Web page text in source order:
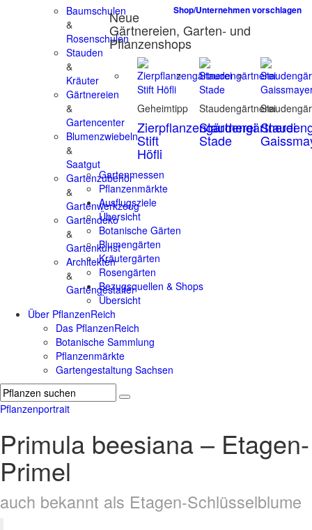
Baumschulen
&
Rosenschulen
Stauden
&
Kräuter
Gärtnereien
&
Gartencenter
Blumenzwiebeln
&
Saatgut
Gartenzubehör
&
Gartenwerkzeug
Gartendeko
&
Gartenkunst
Architekten
&
Gartengestalter
Shop/Unternehmen vorschlagen
Neue
Gärtnereien, Garten- und
Pflanzenshops
Geheimtipp
Zierpflanzengärtnerei
Stift
Höfli
Staudengärtnerei
Staudengärtnerei
Stade
Gartenmessen
Pflanzenmärkte
Ausflugsziele
Übersicht
Botanische Gärten
Blumengärten
Kräutergärten
Rosengärten
Bezugsquellen & Shops
Übersicht
Über PflanzenReich
Das PflanzenReich
Botanische Sammlung
Pflanzenmärkte
Gartengestaltung Sachsen
Pflanzenportrait
Primula beesiana – Etagen-
Primel
auch bekannt als Etagen-Schlüsselblume